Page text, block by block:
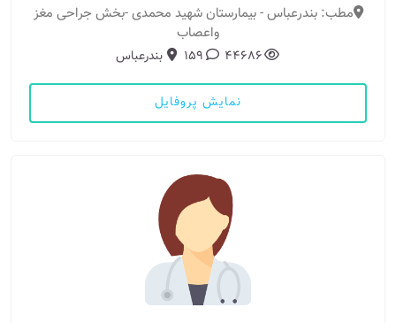
مطب: بندرعباس - بیمارستان شهید محمدی -بخش جراحی مغز
واعصاب
44686
159 بندرعباس
نمایش پروفایل